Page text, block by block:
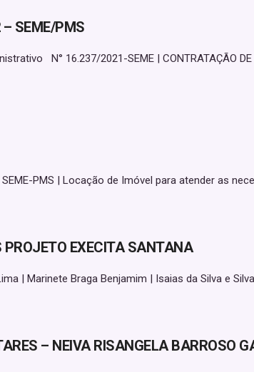
– SEME/PMS
N° 16.237/2021-SEME | CONTRATAÇÃO
SEME-PMS | Locação de Imóvel para atender as
EXECITA SANTANA
| Marinete Braga Benjamim | Isaias da Silva e
– NEIVA RISANGELA BARROSO